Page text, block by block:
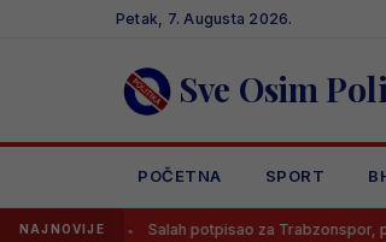
Petak, 7. Augusta 2026.
Sve Osim
POČETNA SPORT
NAJNOVIJE
Salah potpisao za Trabzonspor, poznato koliko